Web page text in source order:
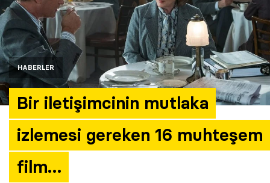
HABERLER
Bir iletişimcinin mutlaka
izlemesi gereken 16 muhteşem
film…